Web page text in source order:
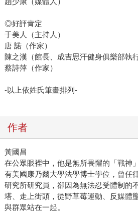
◎好評肯定
于美人（主持人）
唐 諾（作家）
陳之漢（館長、成吉思汗健身俱樂部執行
蔡詩萍（作家）
-以上依姓氏筆畫排列-
作者
黃國昌
在公眾眼裡中，他是無所畏懼的「戰神
有美國康乃爾大學法學博士學位，曾任
研究所研究員，卻因為無法忍受體制的
塔、走上街頭，從野草莓運動、反媒體
與群眾站在一起。